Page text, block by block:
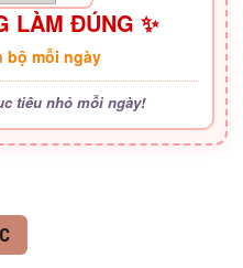
LÀM ĐÚNG ✨
bộ mỗi ngày
tiêu nhỏ mỗi ngày!